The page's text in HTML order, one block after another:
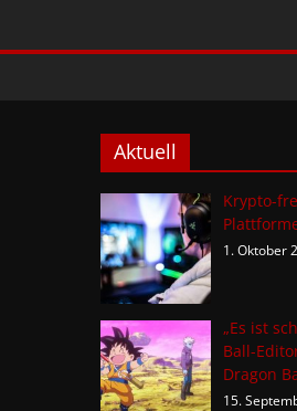
Aktuell
Krypto-
1. Oktober
„Es ist
Ball-
Dragon
15.